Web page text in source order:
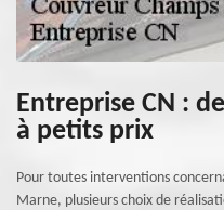
Entreprise CN :
à petits prix
Pour toutes interventions
Marne, plusieurs choix de